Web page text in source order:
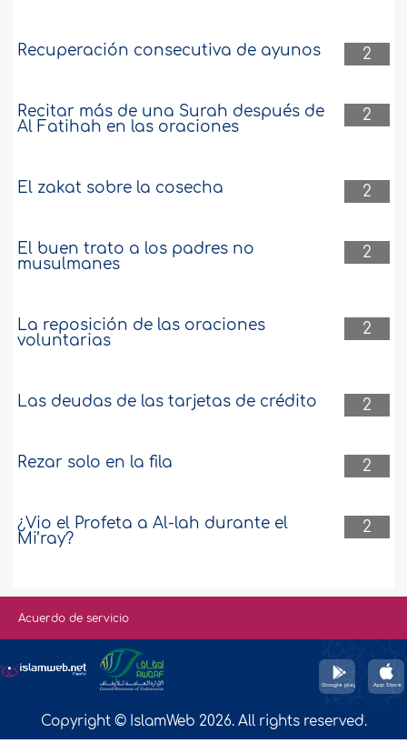
2
Recuperación consecutiva de ayunos
2
Recitar más de una Surah después de
Al Fatihah en las oraciones
2
El zakat sobre la cosecha
2
El buen trato a los padres no
musulmanes
2
La reposición de las oraciones
voluntarias
2
Las deudas de las tarjetas de crédito
2
Rezar solo en la fila
2
¿Vio el Profeta a Al-lah durante el
Mi’ray?
Acuerdo de servicio
Copyright © IslamWeb 2026. All rights reserved.